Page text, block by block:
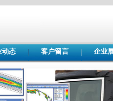
动态 客户留言 企业